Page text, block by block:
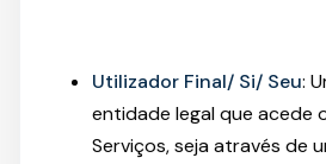
Utilizador Final/ Si/ Seu:
entidade legal que acede
Serviços, seja através de